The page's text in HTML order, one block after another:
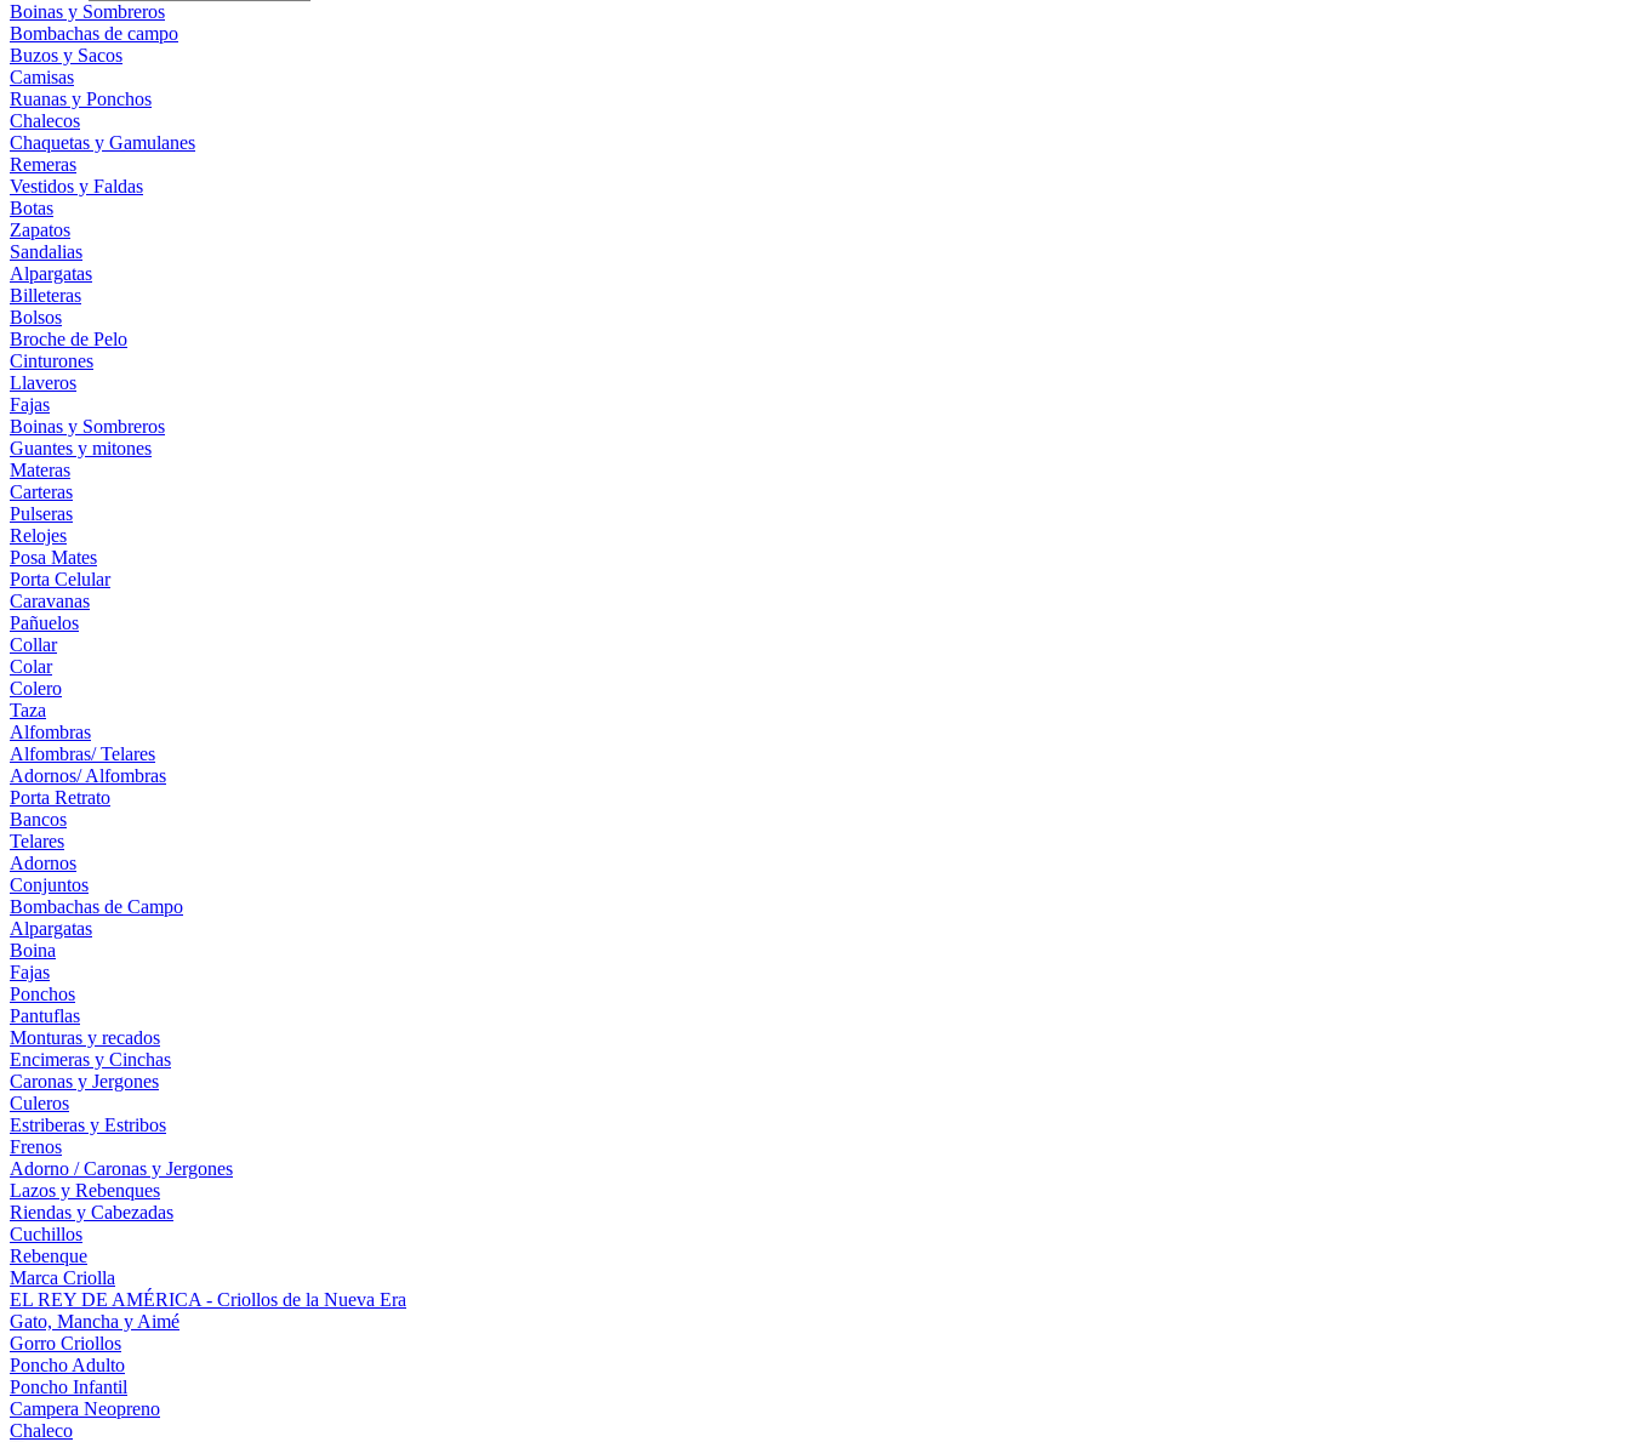
Boinas y Sombreros
Bombachas de campo
Buzos y Sacos
Camisas
Ruanas y Ponchos
Chalecos
Chaquetas y Gamulanes
Remeras
Vestidos y Faldas
Botas
Zapatos
Sandalias
Alpargatas
Billeteras
Bolsos
Broche de Pelo
Cinturones
Llaveros
Fajas
Boinas y Sombreros
Guantes y mitones
Materas
Carteras
Pulseras
Relojes
Posa Mates
Porta Celular
Caravanas
Pañuelos
Collar
Colar
Colero
Taza
Alfombras
Alfombras/ Telares
Adornos/ Alfombras
Porta Retrato
Bancos
Telares
Adornos
Conjuntos
Bombachas de Campo
Alpargatas
Boina
Fajas
Ponchos
Pantuflas
Monturas y recados
Encimeras y Cinchas
Caronas y Jergones
Culeros
Estriberas y Estribos
Frenos
Adorno / Caronas y Jergones
Lazos y Rebenques
Riendas y Cabezadas
Cuchillos
Rebenque
Marca Criolla
EL REY DE AMÉRICA - Criollos de la Nueva Era
Gato, Mancha y Aimé
Gorro Criollos
Poncho Adulto
Poncho Infantil
Campera Neopreno
Chaleco